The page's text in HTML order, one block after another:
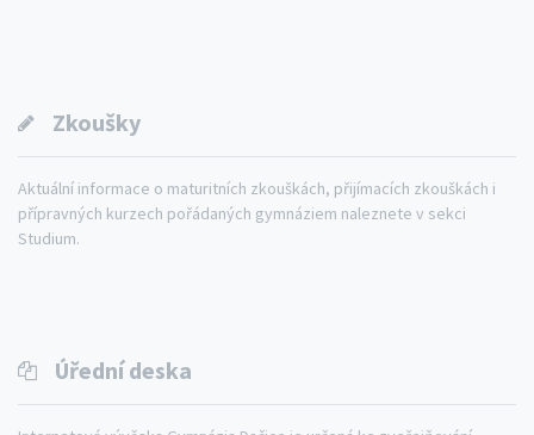
Zkoušky
Aktuální informace o maturitních zkouškách, přijímacích zkouškách i
přípravných kurzech pořádaných gymnáziem naleznete v sekci
Studium.
Úřední deska